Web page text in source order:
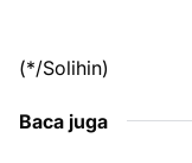
(*/Solihin)
Baca juga